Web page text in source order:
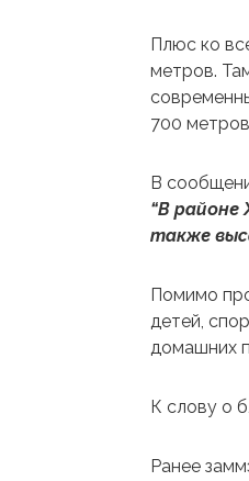
Плюс ко
метров.
700
В
“В районе
также
Помимо
детей,
домашних
К слову о
Ранее